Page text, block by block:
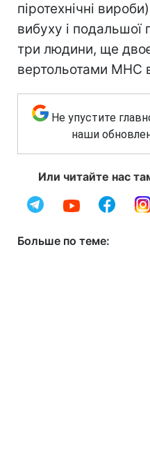
піротехнічні
вибуху і подальшої
три людини, ще
вертольотами МНС в
Не упустите
наши
Или читайте нас
Больше по теме: